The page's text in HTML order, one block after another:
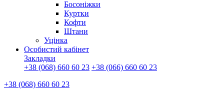
Босоніжки
Куртки
Кофти
Штани
Уцінка
Особистий кабінет
Закладки
+38 (068) 660 60 23 +38 (066) 660 60 23
+38 (068) 660 60 23